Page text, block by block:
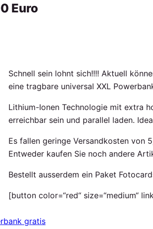
Euro
Schnell sein lohnt sich!!!! Aktuell
eine tragbare universal XXL
Lithium-Ionen Technologie mit extra
erreichbar sein und parallel laden.
Es fallen geringe Versandkosten von
Entweder kaufen Sie noch andere
Bestellt ausserdem ein Paket
[button color=“red“ size=“medium“
gratis